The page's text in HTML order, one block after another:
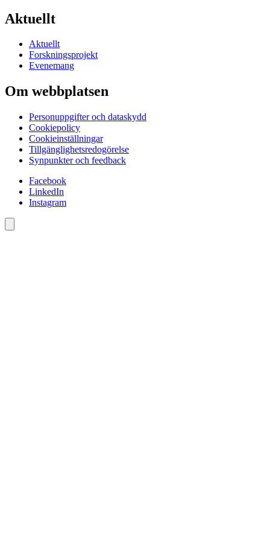
Aktuellt
Aktuellt
Forskningsprojekt
Evenemang
Om webbplatsen
Personuppgifter och dataskydd
Cookiepolicy
Cookieinställningar
Tillgänglighetsredogörelse
Synpunkter och feedback
Facebook
LinkedIn
Instagram